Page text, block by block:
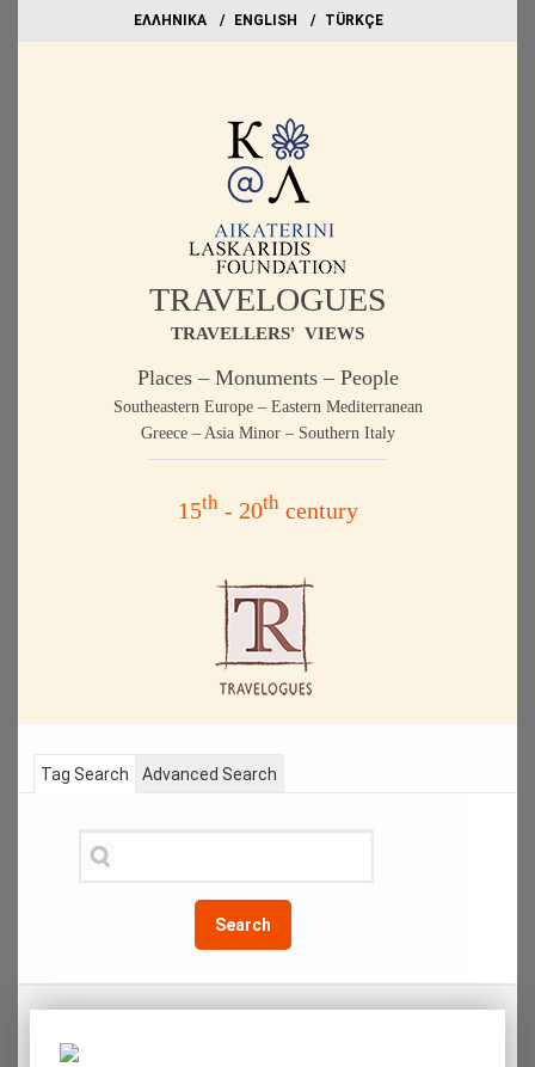
EΛΛΗΝΙΚΑ ΕΝGLISH TÜRKÇE
TRAVELOGUES
TRAVELLERS' VIEWS
Places – Monuments – People
Southeastern Europe – Eastern Mediterranean
Greece – Asia Minor – Southern Italy
15th- 20thcentury
Tag Search
Search
Advanced Search